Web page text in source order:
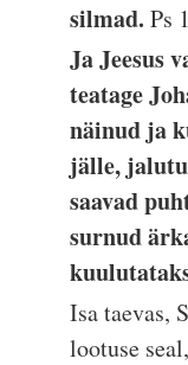
silmad.Ps
Ja Jeesus
teatage
näinud ja
jälle,
saavad
surnud
Isa taevas,
lootuse